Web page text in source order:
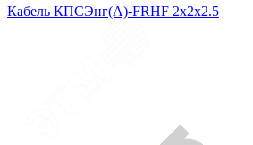
Кабель КПСЭнг(А)-FRHF 2х2х2.5